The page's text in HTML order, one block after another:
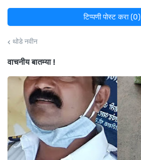
टिप्पणी पोस्ट करा (0)
थोडे नवीन
वाचनीय बातम्या !